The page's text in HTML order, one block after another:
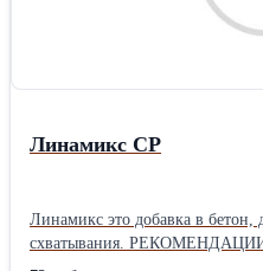
Линамикс СР
Линамикс это добавка в бетон,
схватывания.
ЗАМЕДЛИТЕЛЯ «ЛИНАМИКС